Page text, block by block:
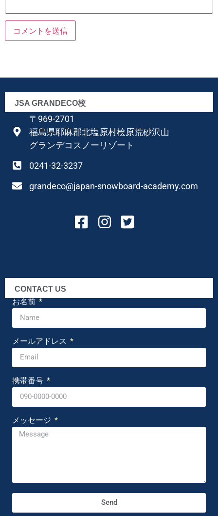
JSA GRANDECO校
〒969-2701
福島県耶麻郡北塩原村桧原荒砂沢山
グランデコスノーリゾート
0241-32-3237
grandeco@japan-snowboard-academy.com
CONTACT US
お名前
メールアドレス
携帯番号
メッセージ
Send